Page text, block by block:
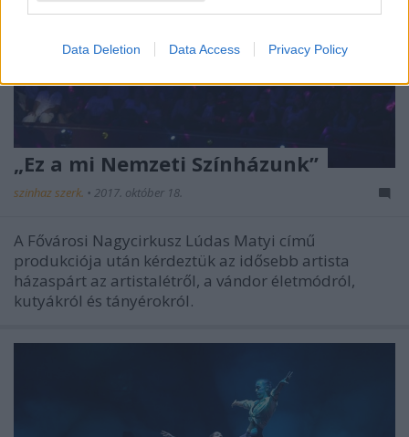
Data Deletion Data Access Privacy Policy
„Ez a mi Nemzeti Színházunk”
szinhaz szerk. • 2017. október 18.
A Fővárosi Nagycirkusz Lúdas Matyi című
produkciója után kérdeztük az idősebb artista
házaspárt az artistalétről, a vándor életmódról,
kutyákról és tányérokról.